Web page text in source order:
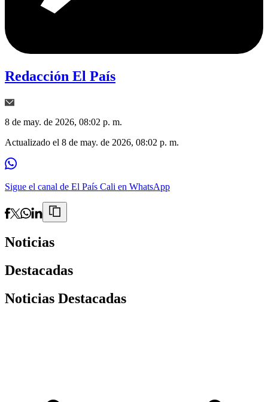
Redacción El País
8 de may. de 2026, 08:02 p. m.
Actualizado el 8 de may. de 2026, 08:02 p. m.
Sigue el canal de El País Cali en WhatsApp
Noticias
Destacadas
Noticias Destacadas